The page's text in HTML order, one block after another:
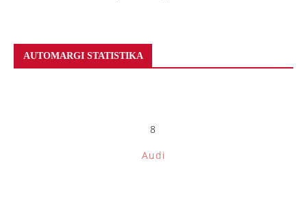
AUTOMARGI STATISTIKA
8
Audi